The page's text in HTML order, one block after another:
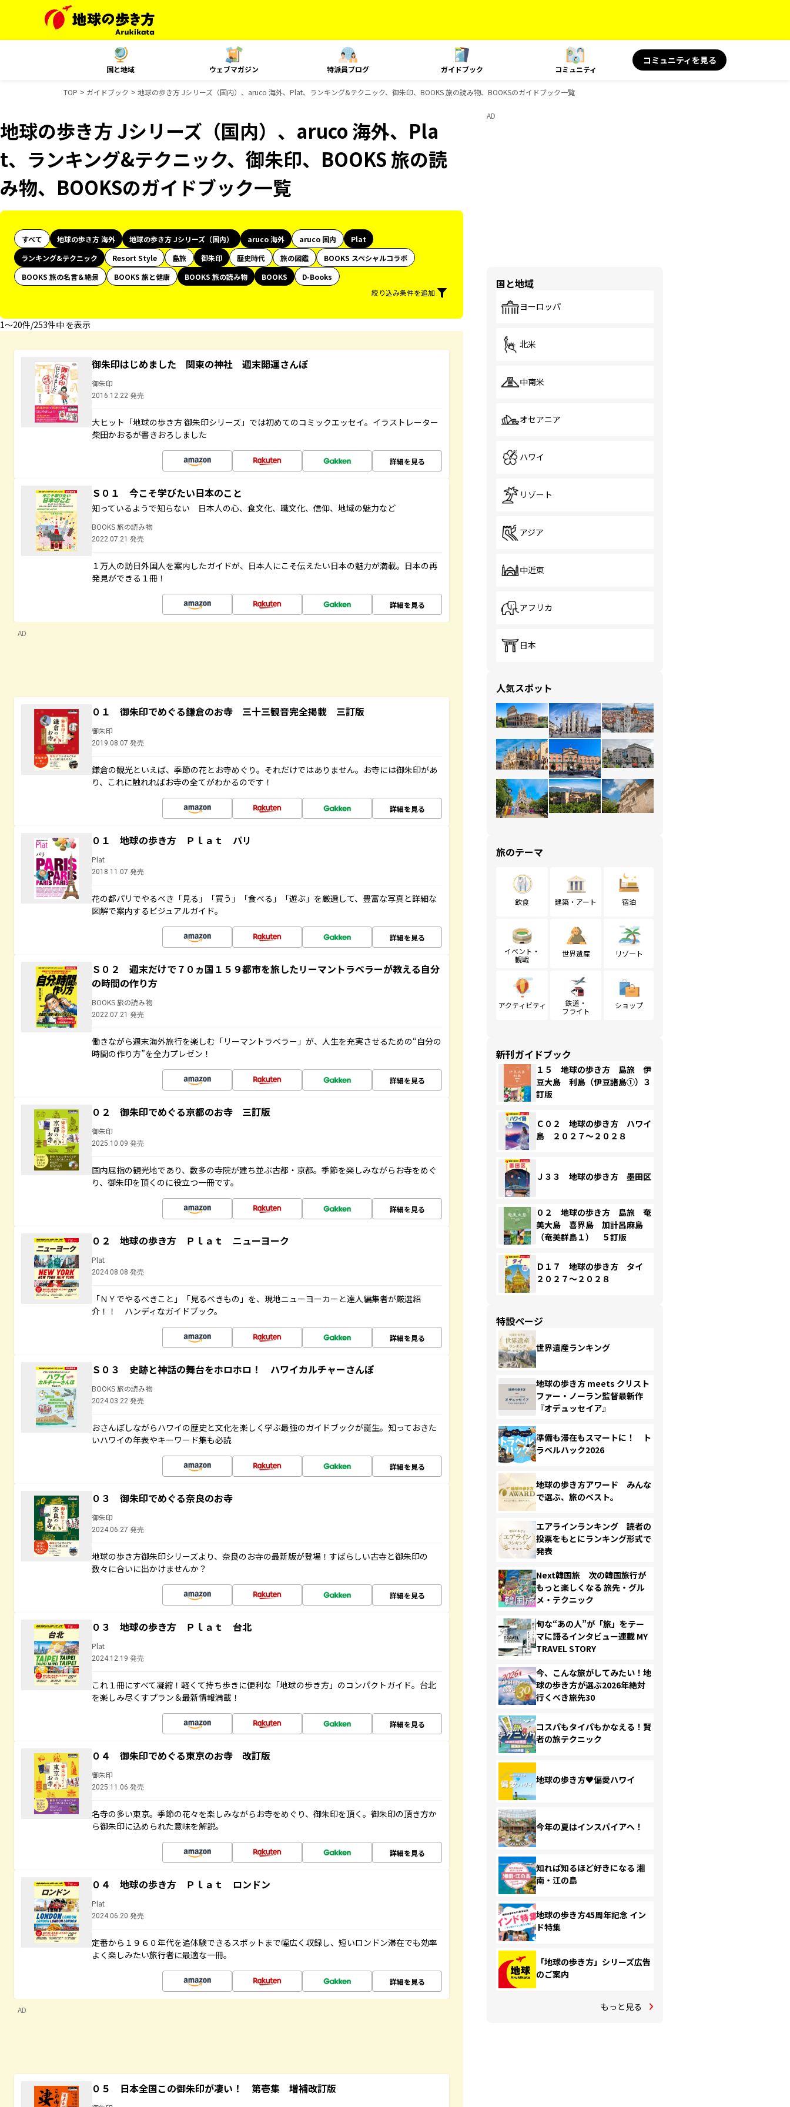
国と地域 ウェブマガジン 特派員ブログ ガイドブック コミュニティ
コミュニティを見る
TOP ガイドブック 地球の歩き方 Jシリーズ（国内）、aruco 海外、Plat、ランキング&テクニック、御朱印、BOOKS 旅の読み物、BOOKSのガイドブック一覧
地球の歩き方 Jシリーズ（国内）、aruco 海外、Pla
t、ランキング&テクニック、御朱印、BOOKS 旅の読
み物、BOOKSのガイドブック一覧
すべて 地球の歩き方 海外 地球の歩き方 Jシリーズ（国内） aruco 海外 aruco 国内
Plat
ランキング&テクニック
Resort Style 島旅 御朱印 歴史時代 旅の図鑑
BOOKS スペシャルコラボ
BOOKS 旅の名言＆絶景
BOOKS 旅と健康 BOOKS 旅の読み物 BOOKS
D-Books
絞り込み条件を追加
1〜20件/253件中 を表示
御朱印はじめました 関東の神社 週末開運さんぽ
御朱印
2016.12.22 発売
大ヒット「地球の歩き方 御朱印シリーズ」では初めてのコミックエッセイ。イラストレーター
柴田かおるが書きおろしました
詳細を見る
Ｓ０１ 今こそ学びたい日本のこと
知っているようで知らない 日本人の心、食文化、職文化、信仰、地域の魅力など
BOOKS 旅の読み物
2022.07.21 発売
１万人の訪日外国人を案内したガイドが、日本人にこそ伝えたい日本の魅力が満載。日本の再
発見ができる１冊！
詳細を見る
AD
０１ 御朱印でめぐる鎌倉のお寺 三十三観音完全掲載 三訂版
御朱印
2019.08.07 発売
鎌倉の観光といえば、季節の花とお寺めぐり。それだけではありません。お寺には御朱印があ
り、これに触れればお寺の全てがわかるのです！
詳細を見る
０１ 地球の歩き方 Ｐｌａｔ パリ
Plat
2018.11.07 発売
花の都パリでやるべき「見る」「買う」「食べる」「遊ぶ」を厳選して、豊富な写真と詳細な
図解で案内するビジュアルガイド。
詳細を見る
Ｓ０２ 週末だけで７０ヵ国１５９都市を旅したリーマントラベラーが教える自分
の時間の作り方
BOOKS 旅の読み物
2022.07.21 発売
働きながら週末海外旅行を楽しむ「リーマントラベラー」が、人生を充実させるための“自分の
時間の作り方”を全力プレゼン！
詳細を見る
０２ 御朱印でめぐる京都のお寺 三訂版
御朱印
2025.10.09 発売
国内屈指の観光地であり、数多の寺院が建ち並ぶ古都・京都。季節を楽しみながらお寺をめぐ
り、御朱印を頂くのに役立つ一冊です。
詳細を見る
０２ 地球の歩き方 Ｐｌａｔ ニューヨーク
Plat
2024.08.08 発売
「ＮＹでやるべきこと」「見るべきもの」を、現地ニューヨーカーと達人編集者が厳選紹
介！！ ハンディなガイドブック。
詳細を見る
Ｓ０３ 史跡と神話の舞台をホロホロ！ ハワイカルチャーさんぽ
BOOKS 旅の読み物
2024.03.22 発売
おさんぽしながらハワイの歴史と文化を楽しく学ぶ最強のガイドブックが誕生。知っておきた
いハワイの年表やキーワード集も必読
詳細を見る
０３ 御朱印でめぐる奈良のお寺
御朱印
2024.06.27 発売
地球の歩き方御朱印シリーズより、奈良のお寺の最新版が登場！すばらしい古寺と御朱印の
数々に合いに出かけませんか？
詳細を見る
０３ 地球の歩き方 Ｐｌａｔ 台北
Plat
2024.12.19 発売
これ１冊にすべて凝縮！軽くて持ち歩きに便利な「地球の歩き方」のコンパクトガイド。台北
を楽しみ尽くすプラン＆最新情報満載！
詳細を見る
０４ 御朱印でめぐる東京のお寺 改訂版
御朱印
2025.11.06 発売
名寺の多い東京。季節の花々を楽しみながらお寺をめぐり、御朱印を頂く。御朱印の頂き方か
ら御朱印に込められた意味を解説。
詳細を見る
０４ 地球の歩き方 Ｐｌａｔ ロンドン
Plat
2024.06.20 発売
定番から１９６０年代を追体験できるスポットまで幅広く収録し、短いロンドン滞在でも効率
よく楽しみたい旅行者に最適な一冊。
詳細を見る
AD
０５ 日本全国この御朱印が凄い！ 第壱集 増補改訂版
AD
国と地域
ヨーロッパ
北米
中南米
オセアニア
ハワイ
リゾート
アジア
中近東
アフリカ
日本
人気スポット
旅のテーマ
飲食 建築・アート 宿泊
イベント・
観戦
世界遺産 リゾート
アクティビティ
鉄道・
フライト
ショップ
新刊ガイドブック
１５ 地球の歩き方 島旅 伊
豆大島 利島（伊豆諸島①）３
訂版
Ｃ０２ 地球の歩き方 ハワイ
島 ２０２７～２０２８
Ｊ３３ 地球の歩き方 墨田区
０２ 地球の歩き方 島旅 奄
美大島 喜界島 加計呂麻島
（奄美群島１） ５訂版
Ｄ１７ 地球の歩き方 タイ
２０２７～２０２８
特設ページ
世界遺産ランキング
地球の歩き方 meets クリスト
ファー・ノーラン監督最新作
『オデュッセイア』
準備も滞在もスマートに！ ト
ラベルハック2026
地球の歩き方アワード みんな
で選ぶ、旅のベスト。
エアラインランキング 読者の
投票をもとにランキング形式で
発表
Next韓国旅 次の韓国旅行が
もっと楽しくなる 旅先・グル
メ・テクニック
旬な“あの人”が「旅」をテー
マに語るインタビュー連載 MY
TRAVEL STORY
今、こんな旅がしてみたい！地
球の歩き方が選ぶ2026年絶対
行くべき旅先30
コスパもタイパもかなえる！賢
者の旅テクニック
地球の歩き方♥偏愛ハワイ
今年の夏はインスパイアへ！
知れば知るほど好きになる 湘
南・江の島
地球の歩き方45周年記念 イン
ド特集
「地球の歩き方」シリーズ広告
のご案内
もっと見る